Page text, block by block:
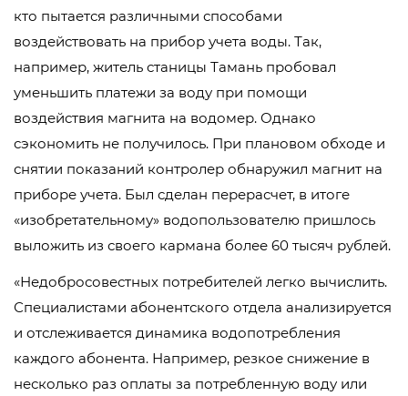
кто пытается различными способами
воздействовать на прибор учета воды. Так,
например, житель станицы Тамань пробовал
уменьшить платежи за воду при помощи
воздействия магнита на водомер. Однако
сэкономить не получилось. При плановом обходе и
снятии показаний контролер обнаружил магнит на
приборе учета. Был сделан перерасчет, в итоге
«изобретательному» водопользователю пришлось
выложить из своего кармана более 60 тысяч рублей.
«Недобросовестных потребителей легко вычислить.
Специалистами абонентского отдела анализируется
и отслеживается динамика водопотребления
каждого абонента. Например, резкое снижение в
несколько раз оплаты за потребленную воду или